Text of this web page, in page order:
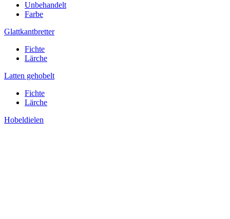
Unbehandelt
Farbe
Glattkantbretter
Fichte
Lärche
Latten gehobelt
Fichte
Lärche
Hobeldielen